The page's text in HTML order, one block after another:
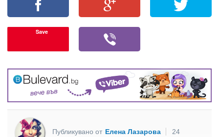
Save
Публикувано от Елена Лазарова
24